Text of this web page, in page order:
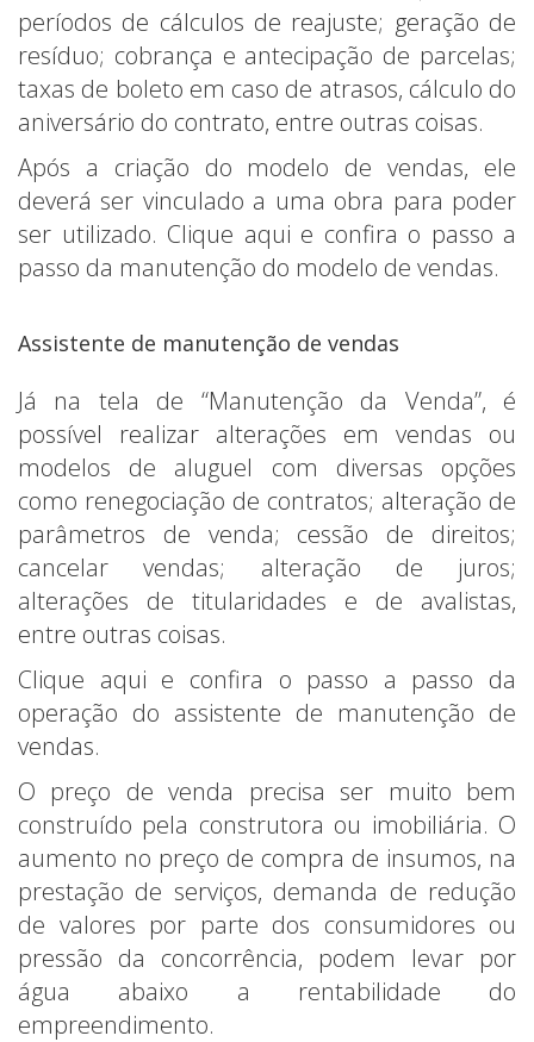
períodos de cálculos de reajuste; geração de
resíduo; cobrança e antecipação de parcelas;
taxas de boleto em caso de atrasos, cálculo do
aniversário do contrato, entre outras coisas.
Após a criação do modelo de vendas, ele
deverá ser vinculado a uma obra para poder
ser utilizado. Clique aqui e confira o passo a
passo da manutenção do modelo de vendas.
Assistente de manutenção de vendas
Já na tela de “Manutenção da Venda”, é
possível realizar alterações em vendas ou
modelos de aluguel com diversas opções
como renegociação de contratos; alteração de
parâmetros de venda; cessão de direitos;
cancelar vendas; alteração de juros;
alterações de titularidades e de avalistas,
entre outras coisas.
Clique aqui e confira o passo a passo da
operação do assistente de manutenção de
vendas.
O preço de venda precisa ser muito bem
construído pela construtora ou imobiliária. O
aumento no preço de compra de insumos, na
prestação de serviços, demanda de redução
de valores por parte dos consumidores ou
pressão da concorrência, podem levar por
água abaixo a rentabilidade do
empreendimento.